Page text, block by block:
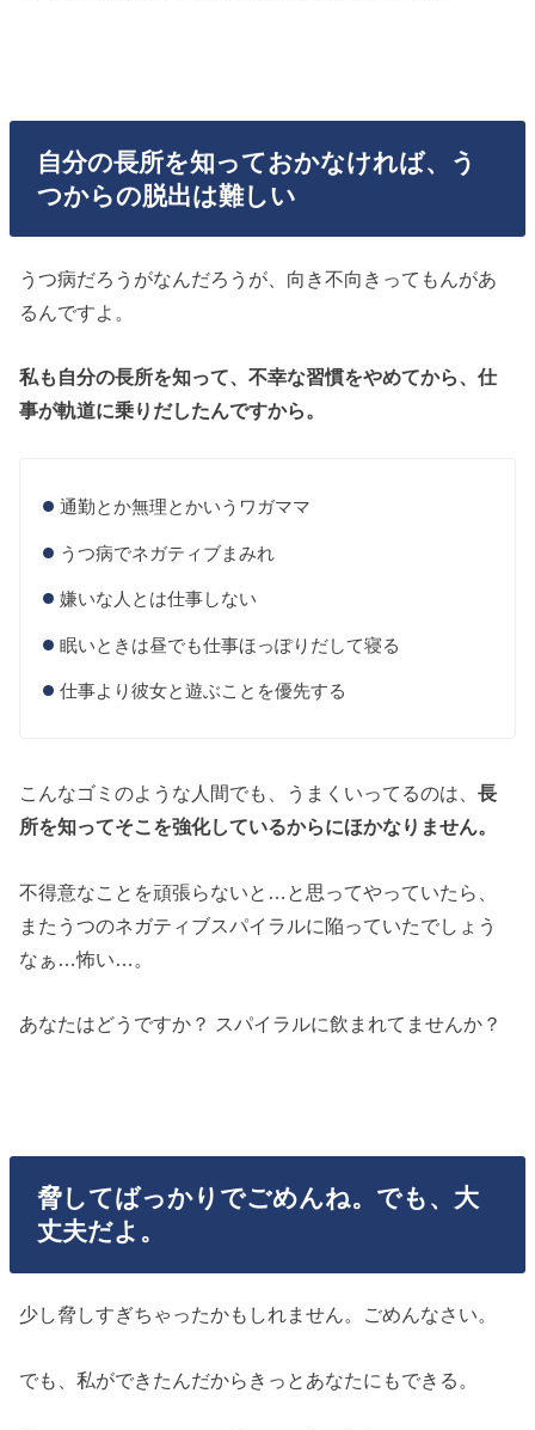
自分の長所を知っておかなければ、う
つからの脱出は難しい
うつ病だろうがなんだろうが、向き不向きってもんがあ
るんですよ。
私も自分の長所を知って、不幸な習慣をやめてから、仕
事が軌道に乗りだしたんですから。
通勤とか無理とかいうワガママ
うつ病でネガティブまみれ
嫌いな人とは仕事しない
眠いときは昼でも仕事ほっぽりだして寝る
仕事より彼女と遊ぶことを優先する
こんなゴミのような人間でも、うまくいってるのは、長
所を知ってそこを強化しているからにほかなりません。
不得意なことを頑張らないと…と思ってやっていたら、
またうつのネガティブスパイラルに陥っていたでしょう
なぁ…怖い…。
あなたはどうですか？ スパイラルに飲まれてませんか？
脅してばっかりでごめんね。でも、大
丈夫だよ。
少し脅しすぎちゃったかもしれません。ごめんなさい。
でも、私ができたんだからきっとあなたにもできる。